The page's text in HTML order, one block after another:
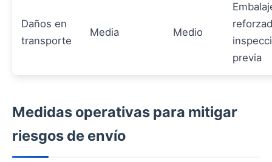
Daños en
transporte
Media Medio
previa
Medidas operativas para mitigar
riesgos de envío